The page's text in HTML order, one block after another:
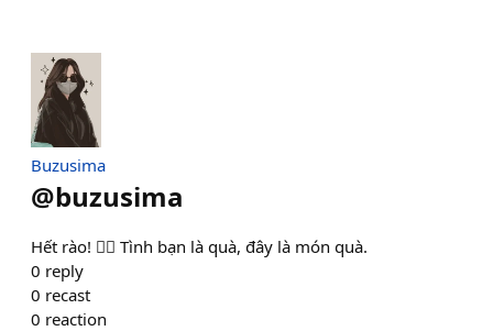
Buzusima
@buzusima
Hết rào! ❤️‍🔥 Tình bạn là quà, đây là món quà.
0 reply
0 recast
0 reaction